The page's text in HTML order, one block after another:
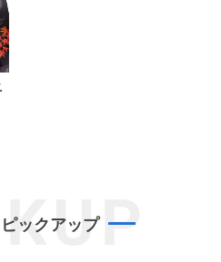
ックアップ